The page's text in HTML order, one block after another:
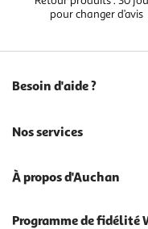
pour changer d’avis
Besoin d'aide ?
Nos services
À propos d'Auchan
Programme de fidélité